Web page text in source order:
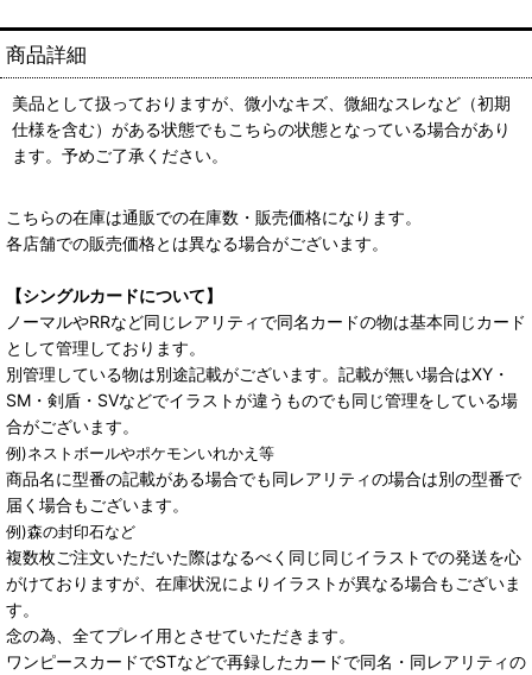
商品詳細
美品として扱っておりますが、微小なキズ、微細なスレなど（初期
仕様を含む）がある状態でもこちらの状態となっている場合があり
ます。予めご了承ください。
こちらの在庫は通販での在庫数・販売価格になります。
各店舗での販売価格とは異なる場合がございます。
【シングルカードについて】
ノーマルやRRなど同じレアリティで同名カードの物は基本同じカード
として管理しております。
別管理している物は別途記載がございます。記載が無い場合はXY・
SM・剣盾・SVなどでイラストが違うものでも同じ管理をしている場
合がございます。
例)ネストボールやポケモンいれかえ等
商品名に型番の記載がある場合でも同レアリティの場合は別の型番で
届く場合もございます。
例)森の封印石など
複数枚ご注文いただいた際はなるべく同じ同じイラストでの発送を心
がけておりますが、在庫状況によりイラストが異なる場合もございま
す。
念の為、全てプレイ用とさせていただきます。
ワンピースカードでSTなどで再録したカードで同名・同レアリティの